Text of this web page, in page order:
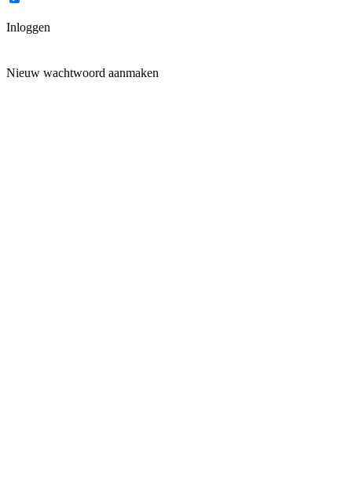
Inloggen
Nieuw wachtwoord aanmaken